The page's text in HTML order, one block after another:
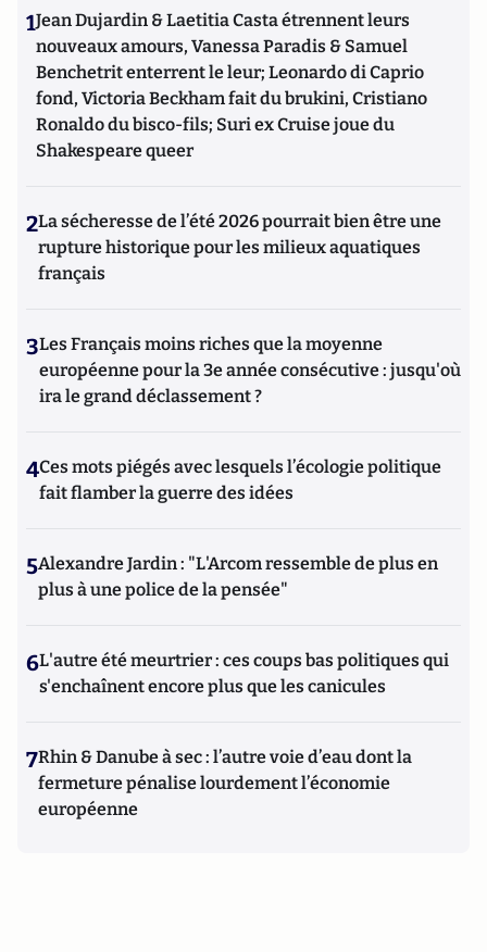
1Jean Dujardin & Laetitia Casta étrennent leurs
nouveaux amours, Vanessa Paradis & Samuel
Benchetrit enterrent le leur; Leonardo di Caprio
fond, Victoria Beckham fait du brukini, Cristiano
Ronaldo du bisco-fils; Suri ex Cruise joue du
Shakespeare queer
2La sécheresse de l’été 2026 pourrait bien être une
rupture historique pour les milieux aquatiques
français
3Les Français moins riches que la moyenne
européenne pour la 3e année consécutive : jusqu'où
ira le grand déclassement ?
4Ces mots piégés avec lesquels l’écologie politique
fait flamber la guerre des idées
5Alexandre Jardin : "L'Arcom ressemble de plus en
plus à une police de la pensée"
6L'autre été meurtrier : ces coups bas politiques qui
s'enchaînent encore plus que les canicules
7Rhin & Danube à sec : l’autre voie d’eau dont la
fermeture pénalise lourdement l’économie
européenne